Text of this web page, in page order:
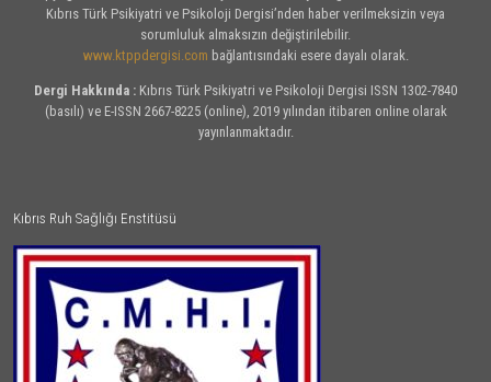
Kıbrıs Türk Psikiyatri ve Psikoloji Dergisi’nden haber verilmeksizin veya
sorumluluk almaksızın değiştirilebilir.
www.ktppdergisi.com bağlantısındaki esere dayalı olarak.
Dergi Hakkında : Kıbrıs Türk Psikiyatri ve Psikoloji Dergisi ISSN 1302-7840
(basılı) ve E-ISSN 2667-8225 (online), 2019 yılından itibaren online olarak
yayınlanmaktadır.
Kıbrıs Ruh Sağlığı Enstitüsü